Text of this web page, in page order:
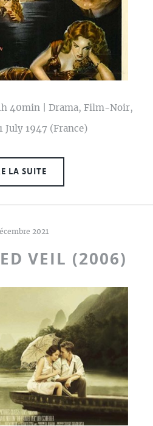
40min | Drama, Film-Noir,
July 1947 (France)
LA SUITE
2021
VEIL (2006)